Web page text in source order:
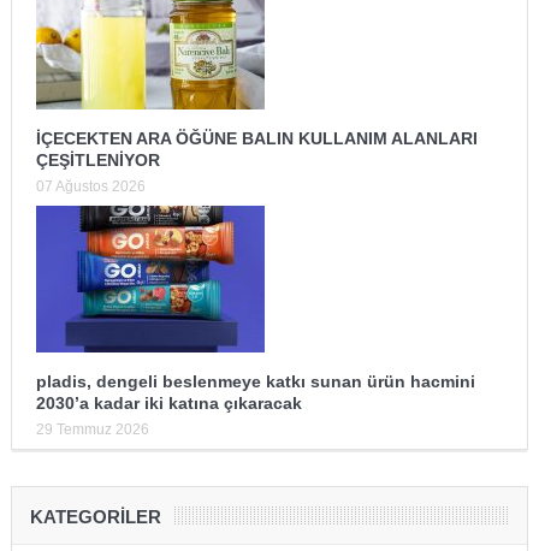
İÇECEKTEN ARA ÖĞÜNE BALIN KULLANIM ALANLARI
ÇEŞİTLENİYOR
07 Ağustos 2026
pladis, dengeli beslenmeye katkı sunan ürün hacmini
2030’a kadar iki katına çıkaracak
29 Temmuz 2026
KATEGORILER